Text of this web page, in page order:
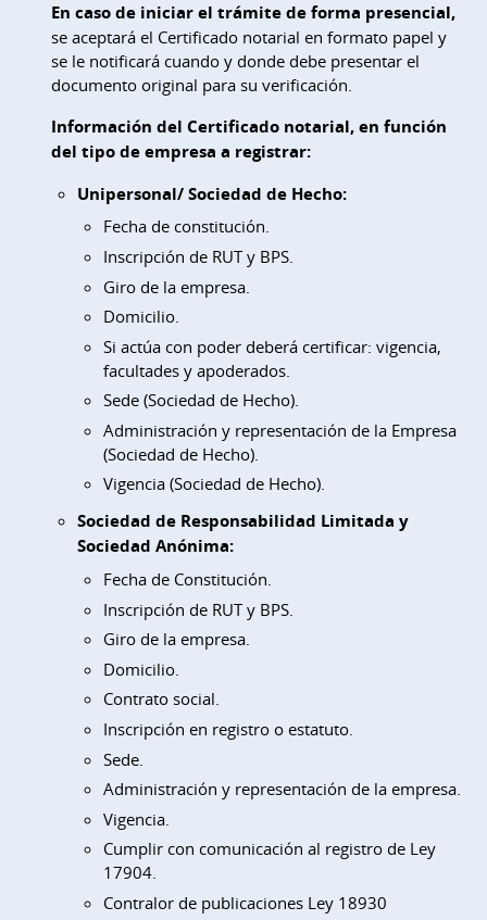
En caso de iniciar el trámite de forma presencial,
se aceptará el Certificado notarial en formato papel y
se le notificará cuando y donde debe presentar el
documento original para su verificación.
Información del Certificado notarial, en función
del tipo de empresa a registrar:
Unipersonal/ Sociedad de Hecho:
Fecha de constitución.
Inscripción de RUT y BPS.
Giro de la empresa.
Domicilio.
Si actúa con poder deberá certificar: vigencia,
facultades y apoderados.
Sede (Sociedad de Hecho).
Administración y representación de la Empresa
(Sociedad de Hecho).
Vigencia (Sociedad de Hecho).
Sociedad de Responsabilidad Limitada y
Sociedad Anónima:
Fecha de Constitución.
Inscripción de RUT y BPS.
Giro de la empresa.
Domicilio.
Contrato social.
Inscripción en registro o estatuto.
Sede.
Administración y representación de la empresa.
Vigencia.
Cumplir con comunicación al registro de Ley
17904.
Contralor de publicaciones Ley 18930